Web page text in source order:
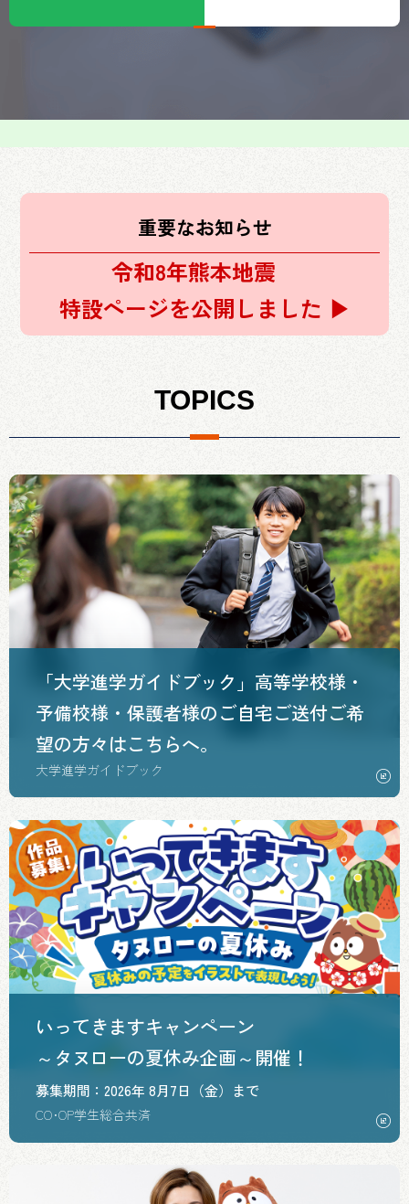
重要なお知らせ
令和8年熊本地震
特設ページを公開しました ▶︎
TOPICS
「大学進学ガイドブック」高等学校様・
予備校様・保護者様のご自宅ご送付ご希
望の方々はこちらへ。
大学進学ガイドブック
いってきますキャンペーン
～タヌローの夏休み企画～開催！
募集期間：2026年 8月7日（金）まで
CO･OP学生総合共済